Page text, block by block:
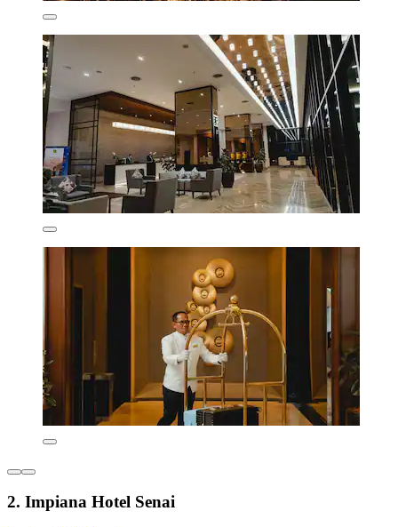
2. Impiana Hotel Senai